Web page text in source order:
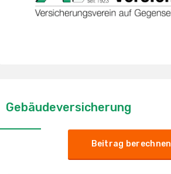
Gebäudeversicherung
Beitrag berechnen